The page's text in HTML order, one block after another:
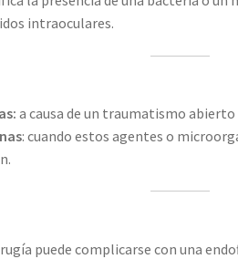
intraoculares.
a causa de un traumatismo
: cuando estos agentes o
puede complicarse con una